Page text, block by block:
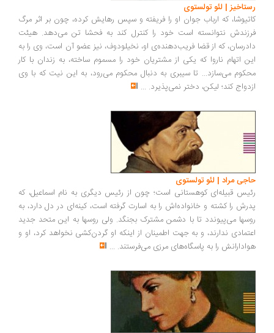
رستاخیز | لئو تولستوی
کاتیوشا، که ارباب جوان او را فریفته و سپس رهایش کرده، چون بر اثر مرگ
فرزندش نتوانسته است خود را کنترل کند به فحشا تن می­‌دهد. هیئت
دادرسان، که از قضا فریب­‌دهنده‌­ی او، نخیلودوف، نیز عضو آن است، وی را به
این اتهام ناروا که یکی از مشتریان خود را مسموم ساخته، به زندان با کار
محکوم می­‌سازد... تا سیبری به دنبال محکوم می‌­رود، به این نیت که با وی
ازدواج کند؛ لیکن، دختر نمی­‌پذیرد. ...
حاجی مراد | لئو تولستوی
رئیس قبیله‌ای کوهستانی است؛ چون از رئیس دیگری به نام اسماعیل، ‌که
پدرش را کشته و خانواده‌اش را به اسارت گرفته است، کینه‌ای در دل دارد، به
روسها می‌پیوندد تا با دشمن مشترک بجنگد. ولی روسها به این متحد جدید
اعتمادی ندارند،‌ و به جهت اطمینان از اینکه او گردن‌کشی نخواهد کرد، او و
هوادارانش را به پاسگاه‌های مرزی می‌فرستند. ...